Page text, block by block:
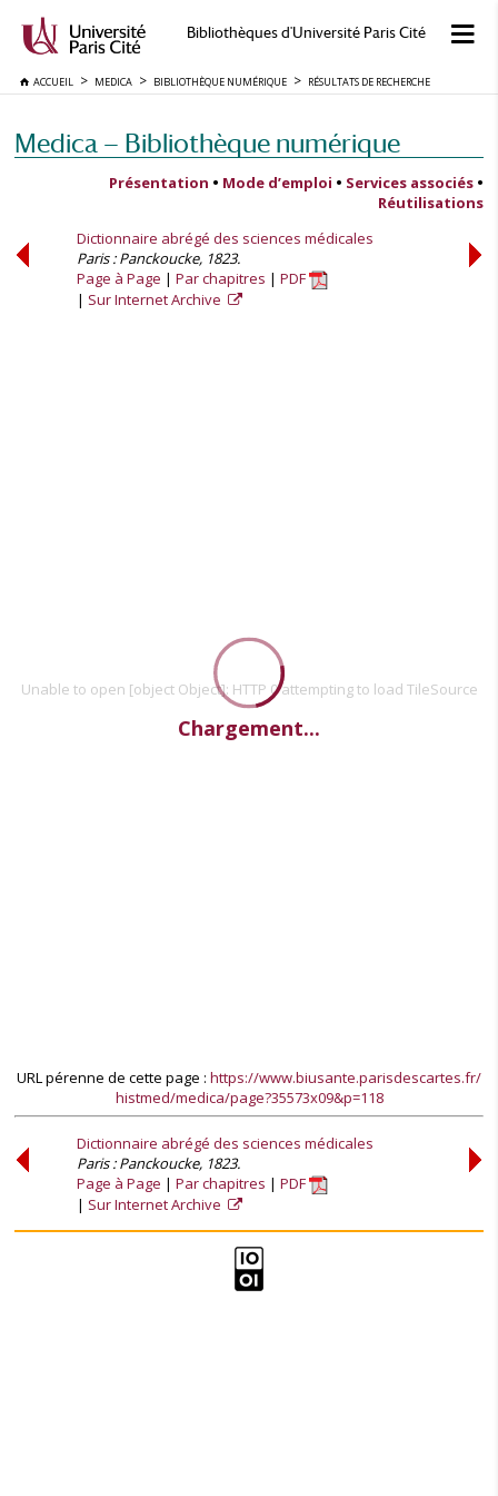
Bibliothèques d'Université Paris Cité
ACCUEIL MEDICA BIBLIOTHÈQUE NUMÉRIQUE RÉSULTATS DE RECHERCHE
Medica — Bibliothèque numérique
Présentation • Mode d’emploi • Services associés •
Réutilisations
Dictionnaire abrégé des sciences médicales
Paris : Panckoucke, 1823.
Page à Page
Par chapitres
PDF
Sur Internet Archive
Unable to open [object Object]: HTTP 0 attempting to load TileSource
Chargement...
URL pérenne de cette page : https://www.biusante.parisdescartes.fr/
histmed/medica/page?35573x09&p=118
Dictionnaire abrégé des sciences médicales
Paris : Panckoucke, 1823.
Page à Page
Par chapitres
PDF
Sur Internet Archive